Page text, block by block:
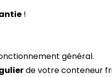
!
général.
de votre conteneur